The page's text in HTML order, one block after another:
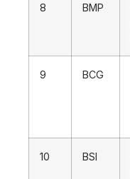
8 BMP
9 BCG
10 BSI